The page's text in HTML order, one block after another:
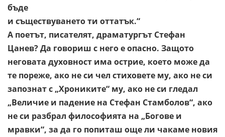
бъде
и съществуването ти оттатък.“
А поетът, писателят, драматургът Стефан
Цанев? Да говориш с него е опасно. Защото
неговата духовност има острие, което може да
те пореже, ако не си чел стиховете му, ако не си
запознат с „Хрониките“ му, ако не си гледал
„Величие и падение на Стефан Стамболов“, ако
не си разбрал философията на „Богове и
мравки“, за да го попиташ още ли чакаме новия